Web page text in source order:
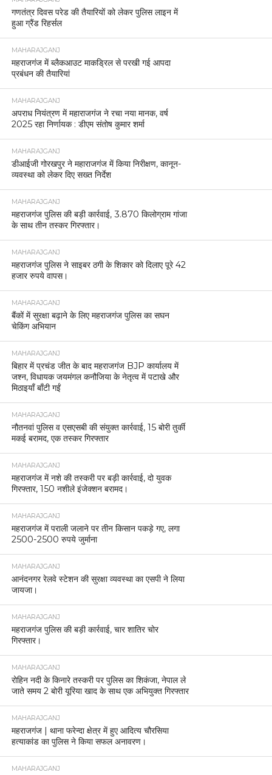
गणतंत्र दिवस परेड की तैयारियों को लेकर पुलिस लाइन में
हुआ ग्रैंड रिहर्सल
MAHARAJGANJ
महराजगंज में ब्लैकआउट माकड्रिल से परखी गई आपदा
प्रबंधन की तैयारियां
MAHARAJGANJ
अपराध नियंत्रण में महाराजगंज ने रचा नया मानक, वर्ष
2025 रहा निर्णायक : डीएम संतोष कुमार शर्मा
MAHARAJGANJ
डीआईजी गोरखपुर ने महाराजगंज में किया निरीक्षण, कानून-
व्यवस्था को लेकर दिए सख्त निर्देश
MAHARAJGANJ
महराजगंज पुलिस की बड़ी कार्रवाई, 3.870 किलोग्राम गांजा
के साथ तीन तस्कर गिरफ्तार।
MAHARAJGANJ
महराजगंज पुलिस ने साइबर ठगी के शिकार को दिलाए पूरे 42
हजार रुपये वापस।
MAHARAJGANJ
बैंकों में सुरक्षा बढ़ाने के लिए महराजगंज पुलिस का सघन
चेकिंग अभियान
MAHARAJGANJ
बिहार में प्रचंड जीत के बाद महराजगंज BJP कार्यालय में
जश्न, विधायक जयमंगल कनौजिया के नेतृत्व में पटाखे और
मिठाइयाँ बाँटी गईं
MAHARAJGANJ
नौतनवां पुलिस व एसएसबी की संयुक्त कार्रवाई, 15 बोरी तुर्की
मकई बरामद, एक तस्कर गिरफ्तार
MAHARAJGANJ
महराजगंज में नशे की तस्करी पर बड़ी कार्रवाई, दो युवक
गिरफ्तार, 150 नशीले इंजेक्शन बरामद।
MAHARAJGANJ
महराजगंज में पराली जलाने पर तीन किसान पकड़े गए, लगा
2500-2500 रुपये जुर्माना
MAHARAJGANJ
आनंदनगर रेलवे स्टेशन की सुरक्षा व्यवस्था का एसपी ने लिया
जायजा।
MAHARAJGANJ
महराजगंज पुलिस की बड़ी कार्रवाई, चार शातिर चोर
गिरफ्तार।
MAHARAJGANJ
रोहिन नदी के किनारे तस्करी पर पुलिस का शिकंजा, नेपाल ले
जाते समय 2 बोरी यूरिया खाद के साथ एक अभियुक्त गिरफ्तार
MAHARAJGANJ
महराजगंज | थाना फरेन्दा क्षेत्र में हुए आदित्य चौरसिया
हत्याकांड का पुलिस ने किया सफल अनावरण।
MAHARAJGANJ